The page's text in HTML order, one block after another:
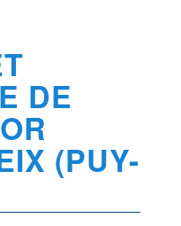
DE
(PUY-